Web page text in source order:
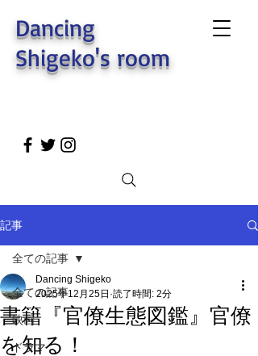
Dancing
Shigeko's room
記事
全ての記事
映画
ドラマ
全ての記事
書籍『官僚生態図鑑』官僚
を知る！
Dancing Shigeko
2025年12月25日 読了時間: 2分